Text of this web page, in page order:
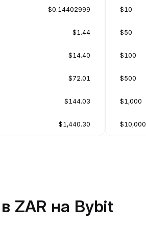
$0.14402999
$1.44
$14.40
$72.01
$144.03
$1,440.30
$10
$50
$100
$500
$1,000
$10,000
ZAR на Bybit